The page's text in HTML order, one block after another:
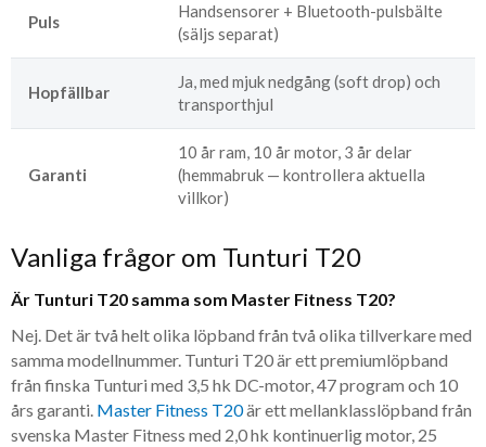
Puls
Handsensorer + Bluetooth-pulsbälte
(säljs separat)
Hopfällbar
Ja, med mjuk nedgång (soft drop) och
transporthjul
Garanti
10 år ram, 10 år motor, 3 år delar
(hemmabruk — kontrollera aktuella
villkor)
Vanliga frågor om Tunturi T20
Är Tunturi T20 samma som Master Fitness T20?
Nej. Det är två helt olika löpband från två olika tillverkare med
samma modellnummer. Tunturi T20 är ett premiumlöpband
från finska Tunturi med 3,5 hk DC-motor, 47 program och 10
års garanti. Master Fitness T20är ett mellanklasslöpband från
svenska Master Fitness med 2,0 hk kontinuerlig motor, 25